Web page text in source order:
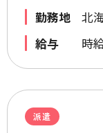
勤務地
北
給与
時
派遣